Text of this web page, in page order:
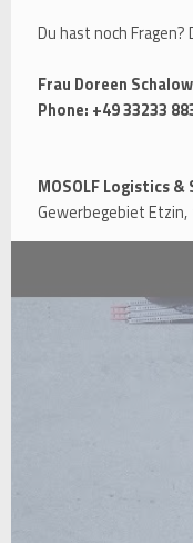
Du hast noch Fragen?
Frau Doreen Schalow
Phone: +49 33233
MOSOLF Logistics &
Gewerbegebiet Etzin,